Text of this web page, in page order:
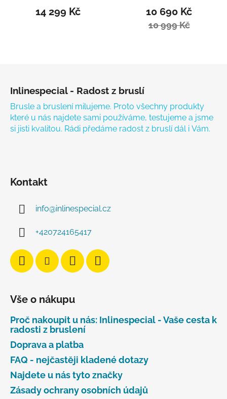
14 299 Kč 10 690 Kč
10 999 Kč
Inlinespecial - Radost z bruslí
Brusle a bruslení milujeme. Proto všechny produkty
které u nás najdete sami používáme, testujeme a jsme
si jisti kvalitou. Rádi předáme radost z bruslí dál i Vám.
Kontakt
info@inlinespecial.cz
+420724165417
Vše o nákupu
Proč nakoupit u nás: Inlinespecial - Vaše cesta k
radosti z bruslení
Doprava a platba
FAQ - nejčastěji kladené dotazy
Najdete u nás tyto značky
Zásady ochrany osobních údajů